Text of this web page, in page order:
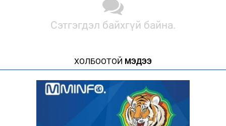
Сэтгэгдэл байхгүй байна.
ХОЛБООТОЙ МЭДЭЭ